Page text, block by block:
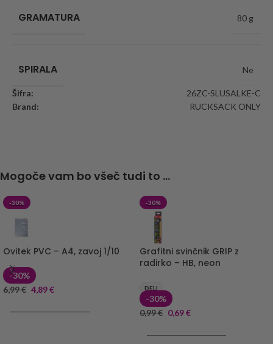
GRAMATURA 80 g
SPIRALA Ne
Šifra:
26ZC-SLUSALKE-C
Brand:
RUCKSACK ONLY
Mogoče vam bo všeč tudi to ...
-30%
Ovitek PVC – A4, zavoj 1/10
-30%
6,99€ 4,89€
-30%
Grafitni svinčnik GRIP z
radirko – HB, neon
DELI
-30%
0,99€ 0,69€